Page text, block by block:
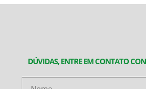
DÚVIDAS, ENTRE EM CONTATO